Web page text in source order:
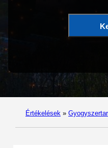
Értékelések » Gyogyszertar